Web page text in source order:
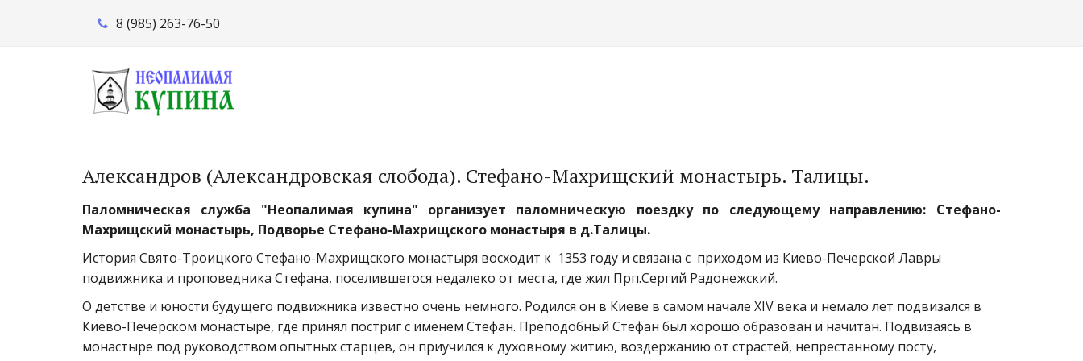
8 (985) 263-76-50
Александров (Александровская слобода). Стефано-Махрищский монастырь. Талицы.
Паломническая служба "Неопалимая купина"
организует паломническую поездку по следующему направлению: Стефано-
Махрищский монастырь, Подворье Стефано-Махрищского монастыря в д.Талицы.
История Свято-Троицкого Стефано-Махрищского монастыря восходит к  1353 году и связана с  приходом из Киево-Печерской Лавры
подвижника и проповедника Стефана, поселившегося недалеко от места, где жил Прп.Сергий Радонежский.
О детстве и юности будущего подвижника известно очень немного. Родился он в Киеве в самом начале XIV века и немало лет подвизался в
Киево-Печерском монастыре, где принял постриг с именем Стефан. Преподобный Стефан был хорошо образован и начитан. Подвизаясь в
монастыре под руководством опытных старцев, он приучился к духовному житию, воздержанию от страстей, непрестанному посту,